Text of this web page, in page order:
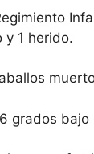
y 1 herido.
grados bajo